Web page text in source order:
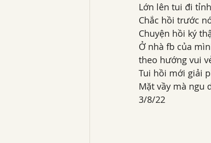
Lớn lên tui đi
Chắc hồi trước
Chuyện hồi ký
Ở nhà fb của
theo hướng vui
Tui hồi mới giải
Mặt vầy mà ngu
3/8/22